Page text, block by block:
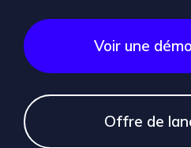
Voir une
Offre de